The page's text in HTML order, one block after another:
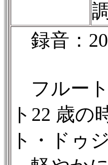
録音：
フルート
ト22 歳
ト・ドゥ